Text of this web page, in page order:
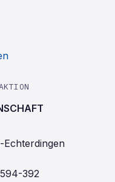
Echterdingen
392